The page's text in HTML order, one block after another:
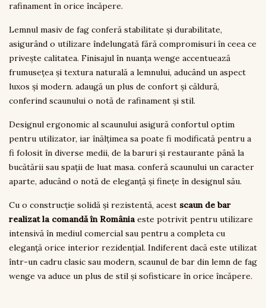
rafinament în orice încăpere.
Lemnul masiv de fag conferă stabilitate și durabilitate,
asigurând o utilizare îndelungată fără compromisuri în ceea ce
privește calitatea. Finisajul în nuanța wenge accentuează
frumusețea și textura naturală a lemnului, aducând un aspect
luxos și modern. adaugă un plus de confort și căldură,
conferind scaunului o notă de rafinament și stil.
Designul ergonomic al scaunului asigură confortul optim
pentru utilizator, iar înălțimea sa poate fi modificată pentru a
fi folosit în diverse medii, de la baruri și restaurante până la
bucătării sau spații de luat masa. conferă scaunului un caracter
aparte, aducând o notă de eleganță și finețe în designul său.
Cu o construcție solidă și rezistentă, acest scaun de bar
realizat la comandă în Româniaeste potrivit pentru utilizare
intensivă în mediul comercial sau pentru a completa cu
eleganță orice interior rezidențial. Indiferent dacă este utilizat
într-un cadru clasic sau modern, scaunul de bar din lemn de fag
wenge va aduce un plus de stil și sofisticare în orice încăpere.